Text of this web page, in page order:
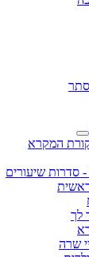
המקרא
סדרות שיעורים
לך
שרה